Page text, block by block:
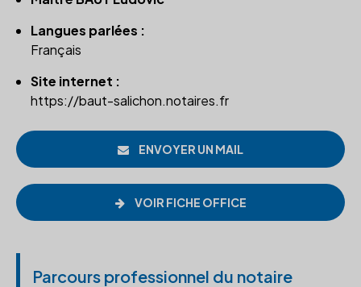
Langues parlées :
Français
Site internet :
https://baut-salichon.notaires.fr
ENVOYER UN MAIL
VOIR FICHE OFFICE
Parcours professionnel du notaire